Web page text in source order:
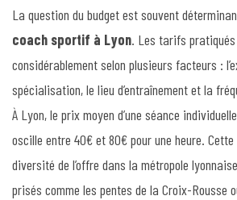
La question du budget est souvent
coach sportif à Lyon. Les tarifs
considérablement selon plusieurs facteurs :
spécialisation, le lieu d’entraînement et la
À Lyon, le prix moyen d’une séance
oscille entre 40€ et 80€ pour une heure.
diversité de l’offre dans la métropole
prisés comme les pentes de la Croix-Rousse